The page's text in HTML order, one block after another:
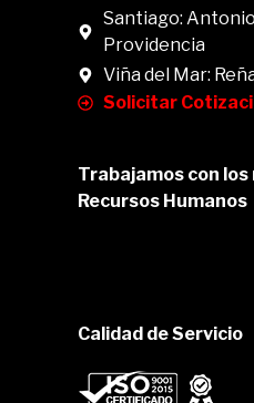
Santiago:
Providencia
Viña del Mar:
Solicitar
Trabajamos con
Recursos Humanos
Calidad de Servicio